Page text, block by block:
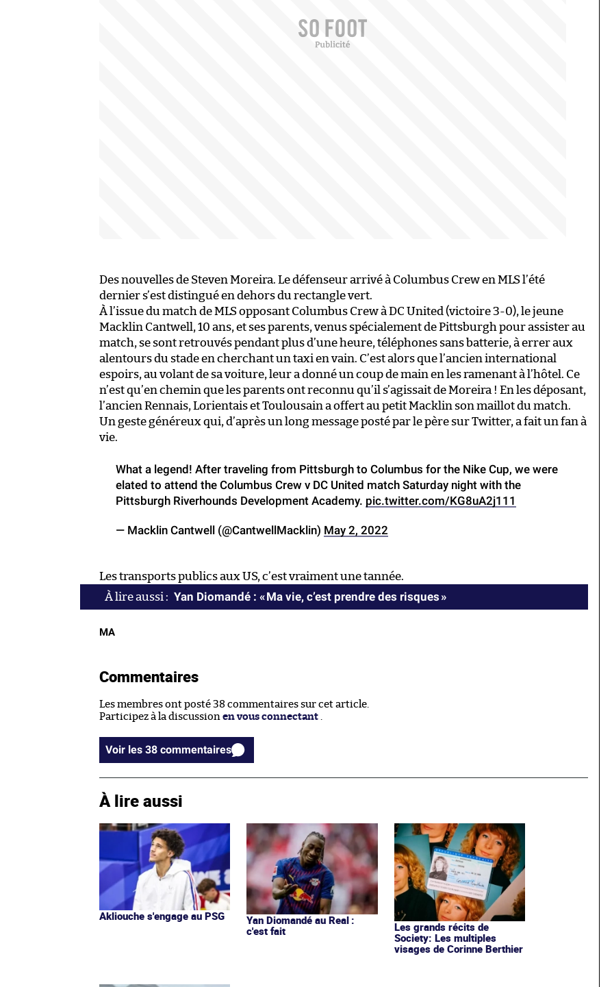
Des nouvelles de Steven Moreira. Le défenseur arrivé à Columbus Crew en MLS l’été
dernier s’est distingué en dehors du rectangle vert.
À l’issue du match de MLS opposant Columbus Crew à DC United (victoire 3-0), le jeune
Macklin Cantwell, 10 ans, et ses parents, venus spécialement de Pittsburgh pour assister au
match, se sont retrouvés pendant plus d’une heure, téléphones sans batterie, à errer aux
alentours du stade en cherchant un taxi en vain. C’est alors que l’ancien international
espoirs, au volant de sa voiture, leur a donné un coup de main en les ramenant à l’hôtel. Ce
n’est qu’en chemin que les parents ont reconnu qu’il s’agissait de Moreira ! En les déposant,
l’ancien Rennais, Lorientais et Toulousain a offert au petit Macklin son maillot du match.
Un geste généreux qui, d’après un long message posté par le père sur Twitter, a fait un fan à
vie.
What a legend! After traveling from Pittsburgh to Columbus for the Nike Cup, we were
elated to attend the Columbus Crew v DC United match Saturday night with the
Pittsburgh Riverhounds Development Academy. pic.twitter.com/KG8uA2j111
— Macklin Cantwell (@CantwellMacklin) May 2, 2022
Les transports publics aux US, c’est vraiment une tannée.
Yan Diomandé : « Ma vie, c’est prendre des risques »
MA
Commentaires
Les membres ont posté 38 commentaires sur cet article.
Participez à la discussion en vous connectant .
Voir les 38 commentaires
À lire aussi
Akliouche s'engage au PSG
Yan Diomandé au Real :
c'est fait
Les grands récits de
Society: Les multiples
visages de Corinne Berthier